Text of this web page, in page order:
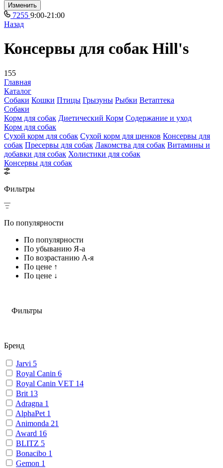
Изменить
7255 9:00-21:00
Назад
Консервы для собак Hill's
155
Главная
Каталог
Собаки Кошки Птицы Грызуны Рыбки Ветаптека
Собаки
Корм для собак Диетический Корм Содержание и уход
Корм для собак
Сухой корм для собак Сухой корм для щенков Консервы для
собак Пресервы для собак Лакомства для собак Витамины и
добавки для собак Холистики для собак
Консервы для собак
Фильтры
По популярности
По популярности
По убыванию Я-а
По возрастанию А-я
По цене ↑
По цене ↓
Фильтры
Бренд
Jarvi 5
Royal Canin 6
Royal Canin VET 14
Brit 13
Adragna 1
AlphaPet 1
Animonda 21
Award 16
BLITZ 5
Bonacibo 1
Gemon 1